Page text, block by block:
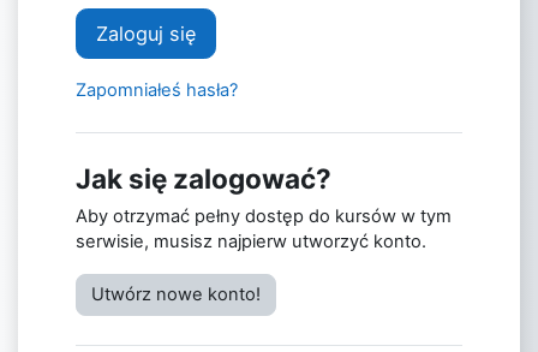
Zaloguj się
Zapomniałeś hasła?
Jak się zalogować?
Aby otrzymać pełny dostęp do kursów w tym
serwisie, musisz najpierw utworzyć konto.
Utwórz nowe konto!